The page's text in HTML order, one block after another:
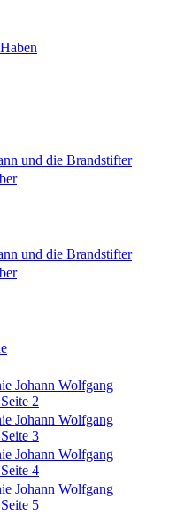
und die Brandstifter
und die Brandstifter
Johann Wolfgang
2
Johann Wolfgang
3
Johann Wolfgang
4
Johann Wolfgang
5